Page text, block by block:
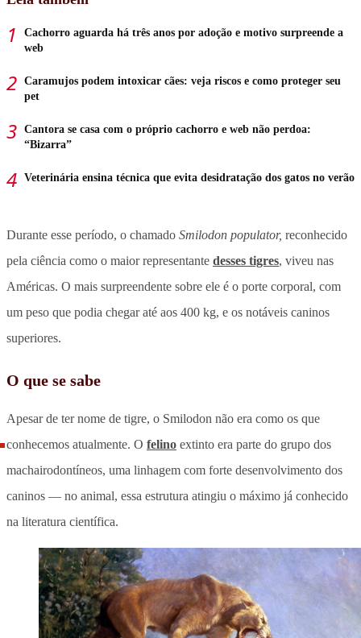
Cachorro aguarda há três anos por adoção e motivo surpreende a
web
Caramujos podem intoxicar cães: veja riscos e como proteger seu
pet
Cantora se casa com o próprio cachorro e web não perdoa:
“Bizarra”
Veterinária ensina técnica que evita desidratação dos gatos no verão
Durante esse período, o chamado Smilodon populator, reconhecido
pela ciência como o maior representante desses tigres, viveu nas
Américas. O mais surpreendente sobre ele é o porte corporal, com
um peso que podia chegar até aos 400 kg, e os notáveis caninos
superiores.
O que se sabe
Apesar de ter nome de tigre, o Smilodon não era como os que
conhecemos atualmente. O felino extinto era parte do grupo dos
machairodontíneos, uma linhagem com forte desenvolvimento dos
caninos — no animal, essa estrutura atingiu o máximo já conhecido
na literatura científica.